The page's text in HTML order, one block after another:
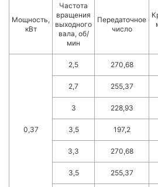
Мощность,
кВт
Частота
вращения
выходного
вала, об/
мин
Передаточное
число
0,37
2,5 270,68
2,7 255,37
3 228,93
3,5 197,2
3,3 270,68
3,5 255,37